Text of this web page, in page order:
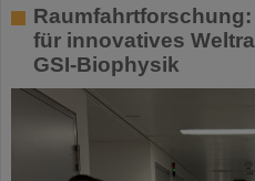
für innovatives
GSI-Biophysik